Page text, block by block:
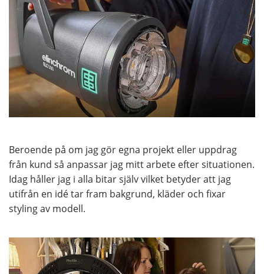
Beroende på om jag gör egna projekt eller uppdrag
från kund så anpassar jag mitt arbete efter situationen.
Idag håller jag i alla bitar själv vilket betyder att jag
utifrån en idé tar fram bakgrund, kläder och fixar
styling av modell.